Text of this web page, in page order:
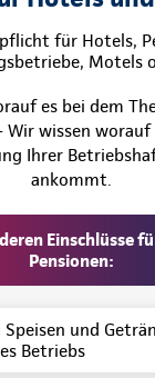
für Hotels,
Motels
es bei dem
wissen worauf
Ihrer
ankommt.
Einschlüsse
Pensionen:
und
Betriebs